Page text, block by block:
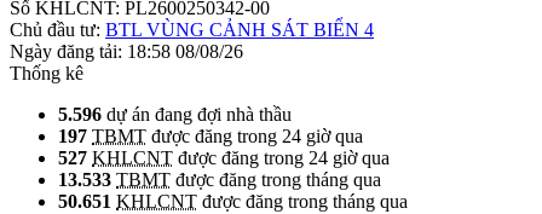
Số KHLCNT: PL2600250342-00
Chủ đầu tư: BTL VÙNG CẢNH SÁT BIỂN 4
Ngày đăng tải: 18:58 08/08/26
Thống kê
5.596 dự án đang đợi nhà thầu
197 TBMT được đăng trong 24 giờ qua
527 KHLCNT được đăng trong 24 giờ qua
13.533 TBMT được đăng trong tháng qua
50.651 KHLCNT được đăng trong tháng qua